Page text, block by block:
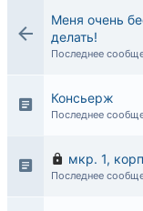
Меня очень
делать!
Последнее
Консьерж
Последнее
мкр. 1,
Последнее